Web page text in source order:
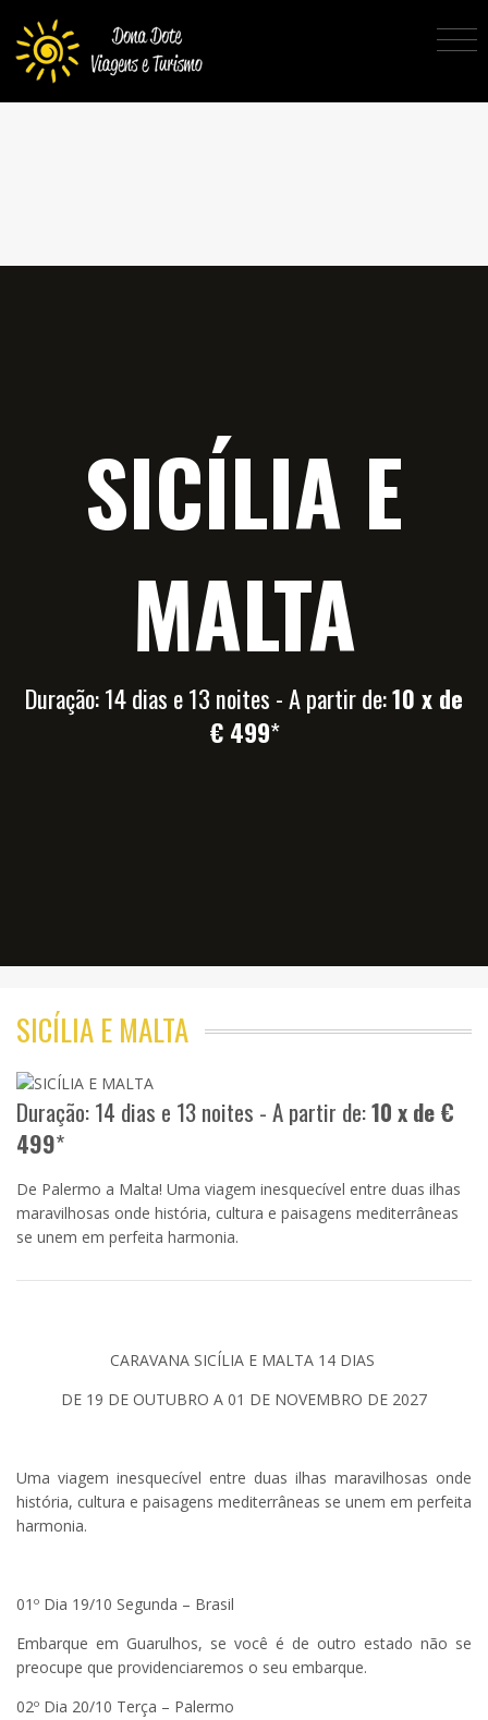
SICÍLIA E
MALTA
Duração: 14 dias e 13 noites - A partir de:10 x de
€ 499*
SICÍLIA E MALTA
Duração: 14 dias e 13 noites - A partir de:10 x de €
499*
De Palermo a Malta! Uma viagem inesquecível entre duas ilhas
maravilhosas onde história, cultura e paisagens mediterrâneas
se unem em perfeita harmonia.
CARAVANA SICÍLIA E MALTA 14 DIAS
DE 19 DE OUTUBRO A 01 DE NOVEMBRO DE 2027
Uma viagem inesquecível entre duas ilhas maravilhosas onde
história, cultura e paisagens mediterrâneas se unem em perfeita
harmonia.
01º Dia 19/10 Segunda – Brasil
Embarque em Guarulhos, se você é de outro estado não se
preocupe que providenciaremos o seu embarque.
02º Dia 20/10 Terça – Palermo